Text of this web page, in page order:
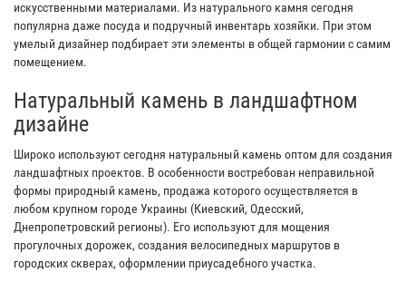
искусственными материалами. Из натурального камня сегодня
популярна даже посуда и подручный инвентарь хозяйки. При этом
умелый дизайнер подбирает эти элементы в общей гармонии с самим
помещением.
Натуральный камень в ландшафтном
дизайне
Широко используют сегодня натуральный камень оптом для создания
ландшафтных проектов. В особенности востребован неправильной
формы природный камень, продажа которого осуществляется в
любом крупном городе Украины (Киевский, Одесский,
Днепропетровский регионы). Его используют для мощения
прогулочных дорожек, создания велосипедных маршрутов в
городских скверах, оформлении приусадебного участка.